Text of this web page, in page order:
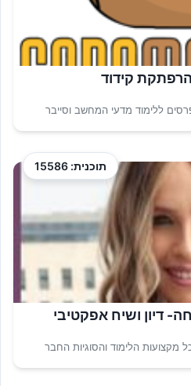
קידוד
ללימוד מדעי המחשב וסייבר
תוכנית: 15586
דיון ושיח אפקטיבי
מקצועות הלימוד והסוגיות החבר